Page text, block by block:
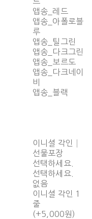
앱송_레드
앱송_아폴로블
루
앱송_틸그린
앱송_다크그린
앱송_보르도
앱송_다크네이
비
앱송_블랙
이니셜 각인│
선물포장
선택하세요.
선택하세요.
없음
이니셜 각인 1
줄
(+5,000원)